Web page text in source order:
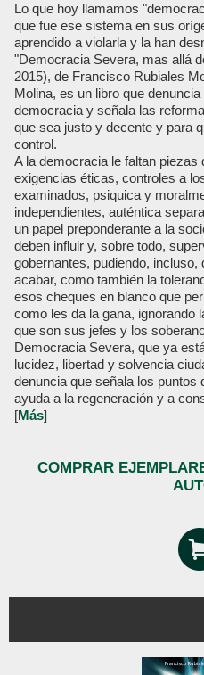
Lo que hoy llamamos
que fue ese sistema en sus
aprendido a violarla y la han
"Democracia Severa, mas allá
2015), de Francisco Rubiales
Molina, es un libro que
democracia y señala las
que sea justo y decente y para
control.
A la democracia le faltan piezas
exigencias éticas, controles a
examinados, psiquica y
independientes, auténtica
un papel preponderante a la
deben influir y, sobre todo,
gobernantes, pudiendo,
acabar, como también la
esos cheques en blanco que
como les da la gana, ignorando
que son sus jefes y los
Democracia Severa, que ya
lucidez, libertad y solvencia
denuncia que señala los
ayuda a la regeneración y a
[Más]
COMPRAR